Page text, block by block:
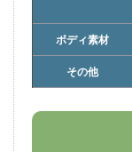
ボディ素材
その他